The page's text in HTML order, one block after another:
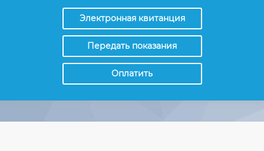
Электронная квитанция
Передать показания
Оплатить